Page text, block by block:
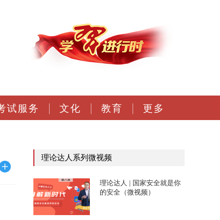
试服务 文化 教育 更多
理论达人系列微视频
理论达人 | 国家安全就是你
的安全（微视频）